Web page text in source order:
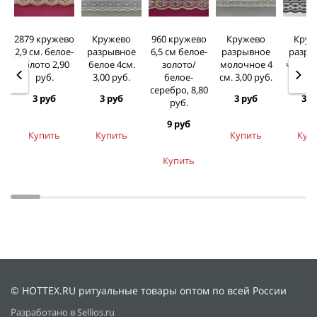
2879 кружево
2,9 см. белое-
золото 2,90
руб.
3 руб
Купить
Кружево
разрывное
белое 4см.
3,00 руб.
3 руб
Купить
960 кружево
6,5 см белое-
золото/
белое-
серебро, 8,80
руб.
9 руб
Купить
Кружево
разрывное
молочное 4
см. 3,00 руб.
3 руб
Купить
3,00
3
© HOTTEX.RU ритуальные товары оптом по всей России
Разработано в Sellios.ru